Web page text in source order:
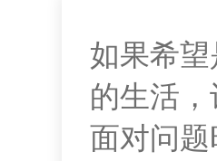
如果希
的生活，
面对问